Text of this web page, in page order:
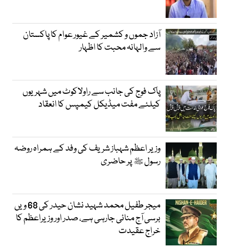
آزاد جموں و کشمیر کے غیور عوام کا پاکستان
سے والہانہ محبت کا اظہار
پاک فوج کی جانب سے راولاکوٹ میں شہریوں
کیلئے مفت میڈیکل کیمپس کا انعقاد
وزیر اعظم شہباز شریف کی وفد کے ہمراہ روضہ
رسول ﷺ پر حاضری
میجر طفیل محمد شہید نشان حیدر کی 68 ویں
برسی آج منائی جارہی ہے، صدر اور وزیراعظم کا
خراج عقیدت